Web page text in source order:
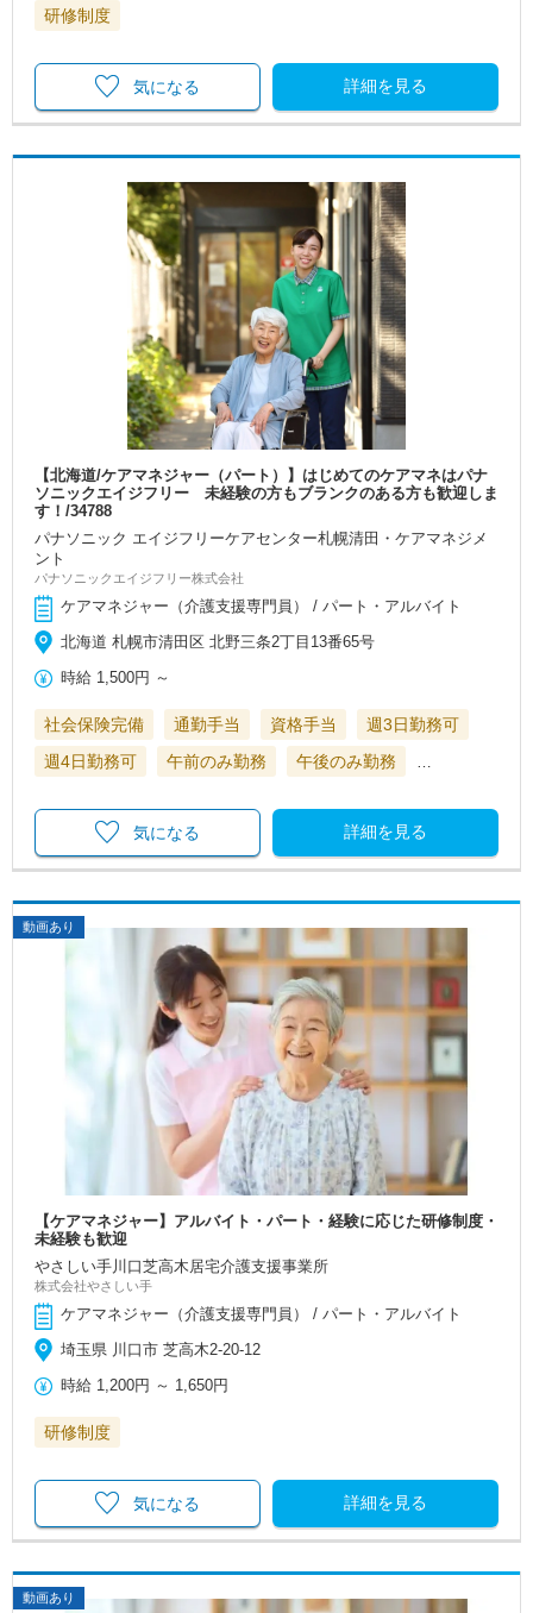
研修制度
詳細を見る
気になる
【北海道/ケアマネジャー（パート）】はじめてのケアマネはパナ
ソニックエイジフリー 未経験の方もブランクのある方も歓迎しま
す！/34788
パナソニック エイジフリーケアセンター札幌清田・ケアマネジメ
ント
パナソニックエイジフリー株式会社
ケアマネジャー（介護支援専門員） / パート・アルバイト
北海道 札幌市清田区 北野三条2丁目13番65号
時給 1,500円 ～
社会保険完備 通勤手当 資格手当
週3日勤務可
週4日勤務可
午前のみ勤務 午後のみ勤務 …
詳細を見る
気になる
動画あり
【ケアマネジャー】アルバイト・パート・経験に応じた研修制度・
未経験も歓迎
やさしい手川口芝高木居宅介護支援事業所
株式会社やさしい手
ケアマネジャー（介護支援専門員） / パート・アルバイト
埼玉県 川口市 芝高木2-20-12
時給 1,200円 ～ 1,650円
研修制度
詳細を見る
気になる
動画あり